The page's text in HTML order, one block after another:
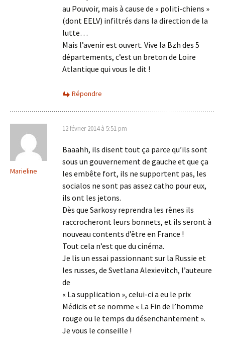
au Pouvoir, mais à cause de « politi-chiens »
(dont EELV) infiltrés dans la direction de la
lutte…
Mais l’avenir est ouvert. Vive la Bzh des 5
départements, c’est un breton de Loire
Atlantique qui vous le dit !
Répondre
Marieline
12 février 2014 à 5:51 pm
Baaahh, ils disent tout ça parce qu’ils sont
sous un gouvernement de gauche et que ça
les embête fort, ils ne supportent pas, les
socialos ne sont pas assez catho pour eux,
ils ont les jetons.
Dès que Sarkosy reprendra les rênes ils
raccrocheront leurs bonnets, et ils seront à
nouveau contents d’être en France !
Tout cela n’est que du cinéma.
Je lis un essai passionnant sur la Russie et
les russes, de Svetlana Alexievitch, l’auteure
de
« La supplication », celui-ci a eu le prix
Médicis et se nomme « La Fin de l’homme
rouge ou le temps du désenchantement ».
Je vous le conseille !